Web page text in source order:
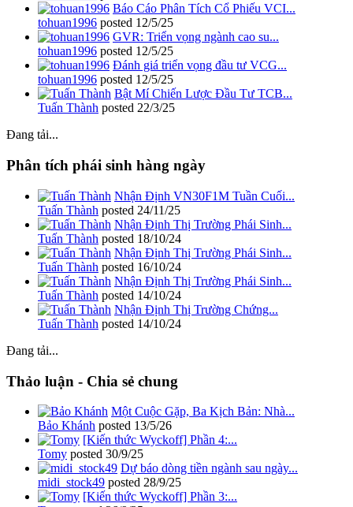
Báo Cáo Phân Tích Cổ Phiếu VCI...
tohuan1996 posted 12/5/25
GVR: Triển vọng ngành cao su...
tohuan1996 posted 12/5/25
Đánh giá triển vọng đầu tư VCG...
tohuan1996 posted 12/5/25
Bật Mí Chiến Lược Đầu Tư TCB...
Tuấn Thành posted 22/3/25
Đang tải...
Phân tích phái sinh hàng ngày
Nhận Định VN30F1M Tuần Cuối...
Tuấn Thành posted 24/11/25
Nhận Định Thị Trường Phái Sinh...
Tuấn Thành posted 18/10/24
Nhận Định Thị Trường Phái Sinh...
Tuấn Thành posted 16/10/24
Nhận Định Thị Trường Phái Sinh...
Tuấn Thành posted 14/10/24
Nhận Định Thị Trường Chứng...
Tuấn Thành posted 14/10/24
Đang tải...
Thảo luận - Chia sẻ chung
Một Cuộc Gặp, Ba Kịch Bản: Nhà...
Bảo Khánh posted 13/5/26
[Kiến thức Wyckoff] Phần 4:...
Tomy posted 30/9/25
Dự báo dòng tiền ngành sau ngày...
midi_stock49 posted 28/9/25
[Kiến thức Wyckoff] Phần 3:...